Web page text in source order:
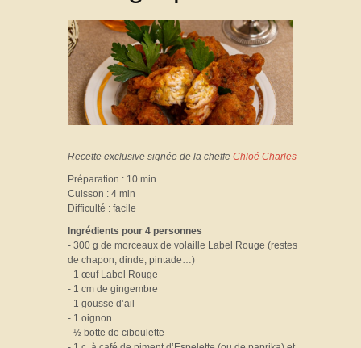
Recette exclusive signée de la cheffe Chloé Charles
Préparation : 10 min
Cuisson : 4 min
Difficulté : facile
Ingrédients pour 4 personnes
- 300 g de morceaux de volaille Label Rouge (restes
de chapon, dinde, pintade…)
- 1 œuf Label Rouge
- 1 cm de gingembre
- 1 gousse d’ail
- 1 oignon
- ½ botte de ciboulette